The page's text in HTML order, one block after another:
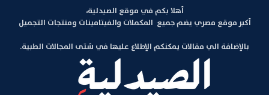
أهلا بكم في موقع الصيدلية،
أكبر موقع مصري يضم جميع المكملات والفيتامينات ومنتجات التجميل
بالإضافة الي مقالات يمكنكم الإطلاع عليها في شتى المجالات الطبية.